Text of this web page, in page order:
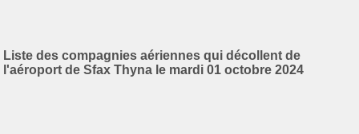
Liste des compagnies aériennes qui décollent de
l'aéroport de Sfax Thyna le mardi 01 octobre 2024